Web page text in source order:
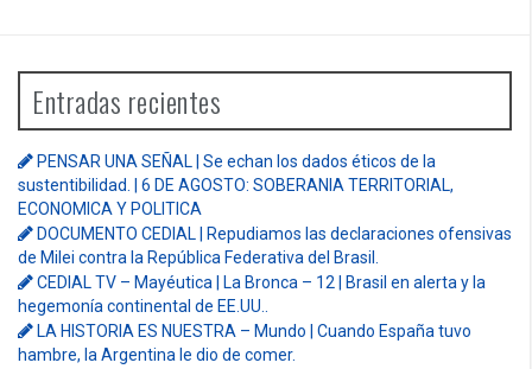
Entradas recientes
PENSAR UNA SEÑAL | Se echan los dados éticos de la
sustentibilidad. | 6 DE AGOSTO: SOBERANIA TERRITORIAL,
ECONOMICA Y POLITICA
DOCUMENTO CEDIAL | Repudiamos las declaraciones ofensivas
de Milei contra la República Federativa del Brasil.
CEDIAL TV – Mayéutica | La Bronca – 12 | Brasil en alerta y la
hegemonía continental de EE.UU..
LA HISTORIA ES NUESTRA – Mundo | Cuando España tuvo
hambre, la Argentina le dio de comer.